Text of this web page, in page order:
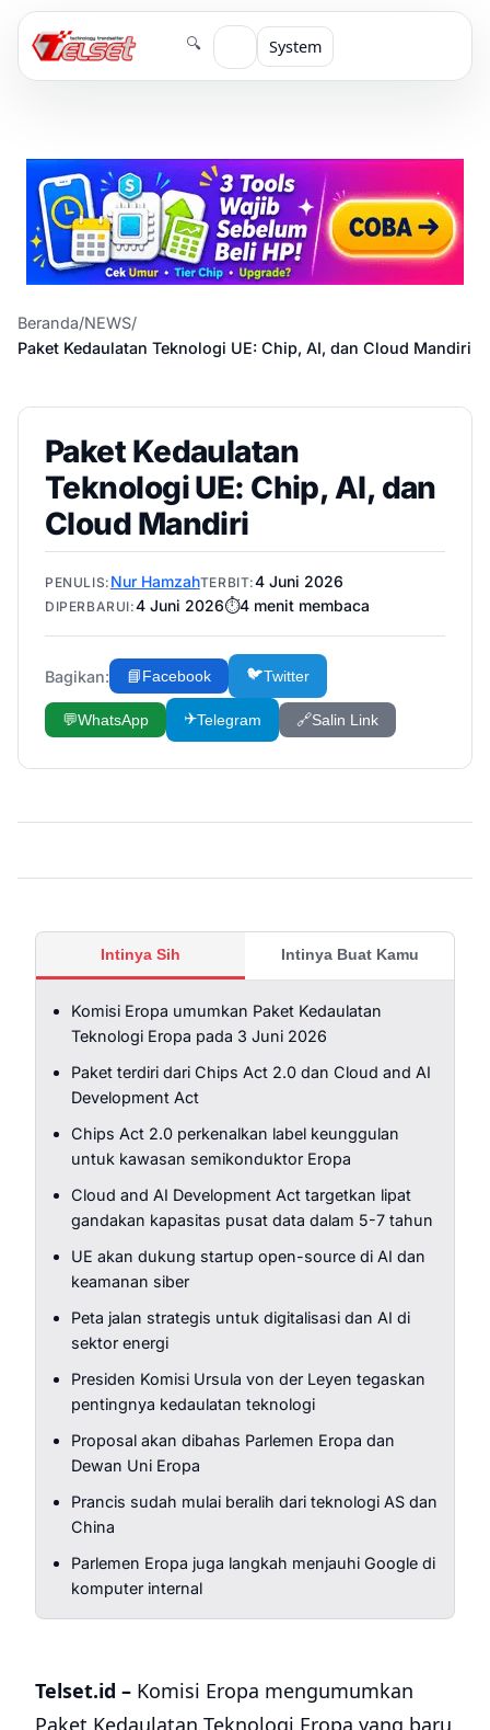
🔍 System
Beranda/NEWS/
Paket Kedaulatan Teknologi UE: Chip, AI, dan Cloud Mandiri
Paket Kedaulatan
Teknologi UE: Chip, AI, dan
Cloud Mandiri
PENULIS: Nur HamzahTERBIT:4 Juni 2026
DIPERBARUI:4 Juni 2026⏱️4menit membaca
Bagikan: 📘Facebook 🐦Twitter
💬WhatsApp ✈️Telegram 🔗Salin Link
Intinya Sih Intinya Buat Kamu
Komisi Eropa umumkan Paket Kedaulatan
Teknologi Eropa pada 3 Juni 2026
Paket terdiri dari Chips Act 2.0 dan Cloud and AI
Development Act
Chips Act 2.0 perkenalkan label keunggulan
untuk kawasan semikonduktor Eropa
Cloud and AI Development Act targetkan lipat
gandakan kapasitas pusat data dalam 5-7 tahun
UE akan dukung startup open-source di AI dan
keamanan siber
Peta jalan strategis untuk digitalisasi dan AI di
sektor energi
Presiden Komisi Ursula von der Leyen tegaskan
pentingnya kedaulatan teknologi
Proposal akan dibahas Parlemen Eropa dan
Dewan Uni Eropa
Prancis sudah mulai beralih dari teknologi AS dan
China
Parlemen Eropa juga langkah menjauhi Google di
komputer internal
Telset.id – Komisi Eropa mengumumkan